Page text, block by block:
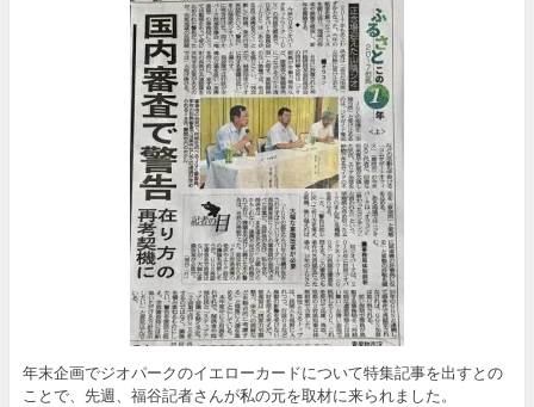
年末企画でジオパークのイエローカードについて特集記事を出すとの
ことで、先週、福谷記者さんが私の元を取材に来られました。